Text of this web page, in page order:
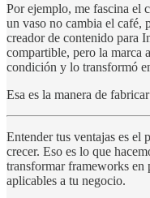
Por ejemplo, me fascina el
un vaso no cambia el café,
creador de contenido para
compartible, pero la marca
condición y lo transformó
Esa es la manera de
Entender tus ventajas es el
crecer. Eso es lo que
transformar frameworks en
aplicables a tu negocio.